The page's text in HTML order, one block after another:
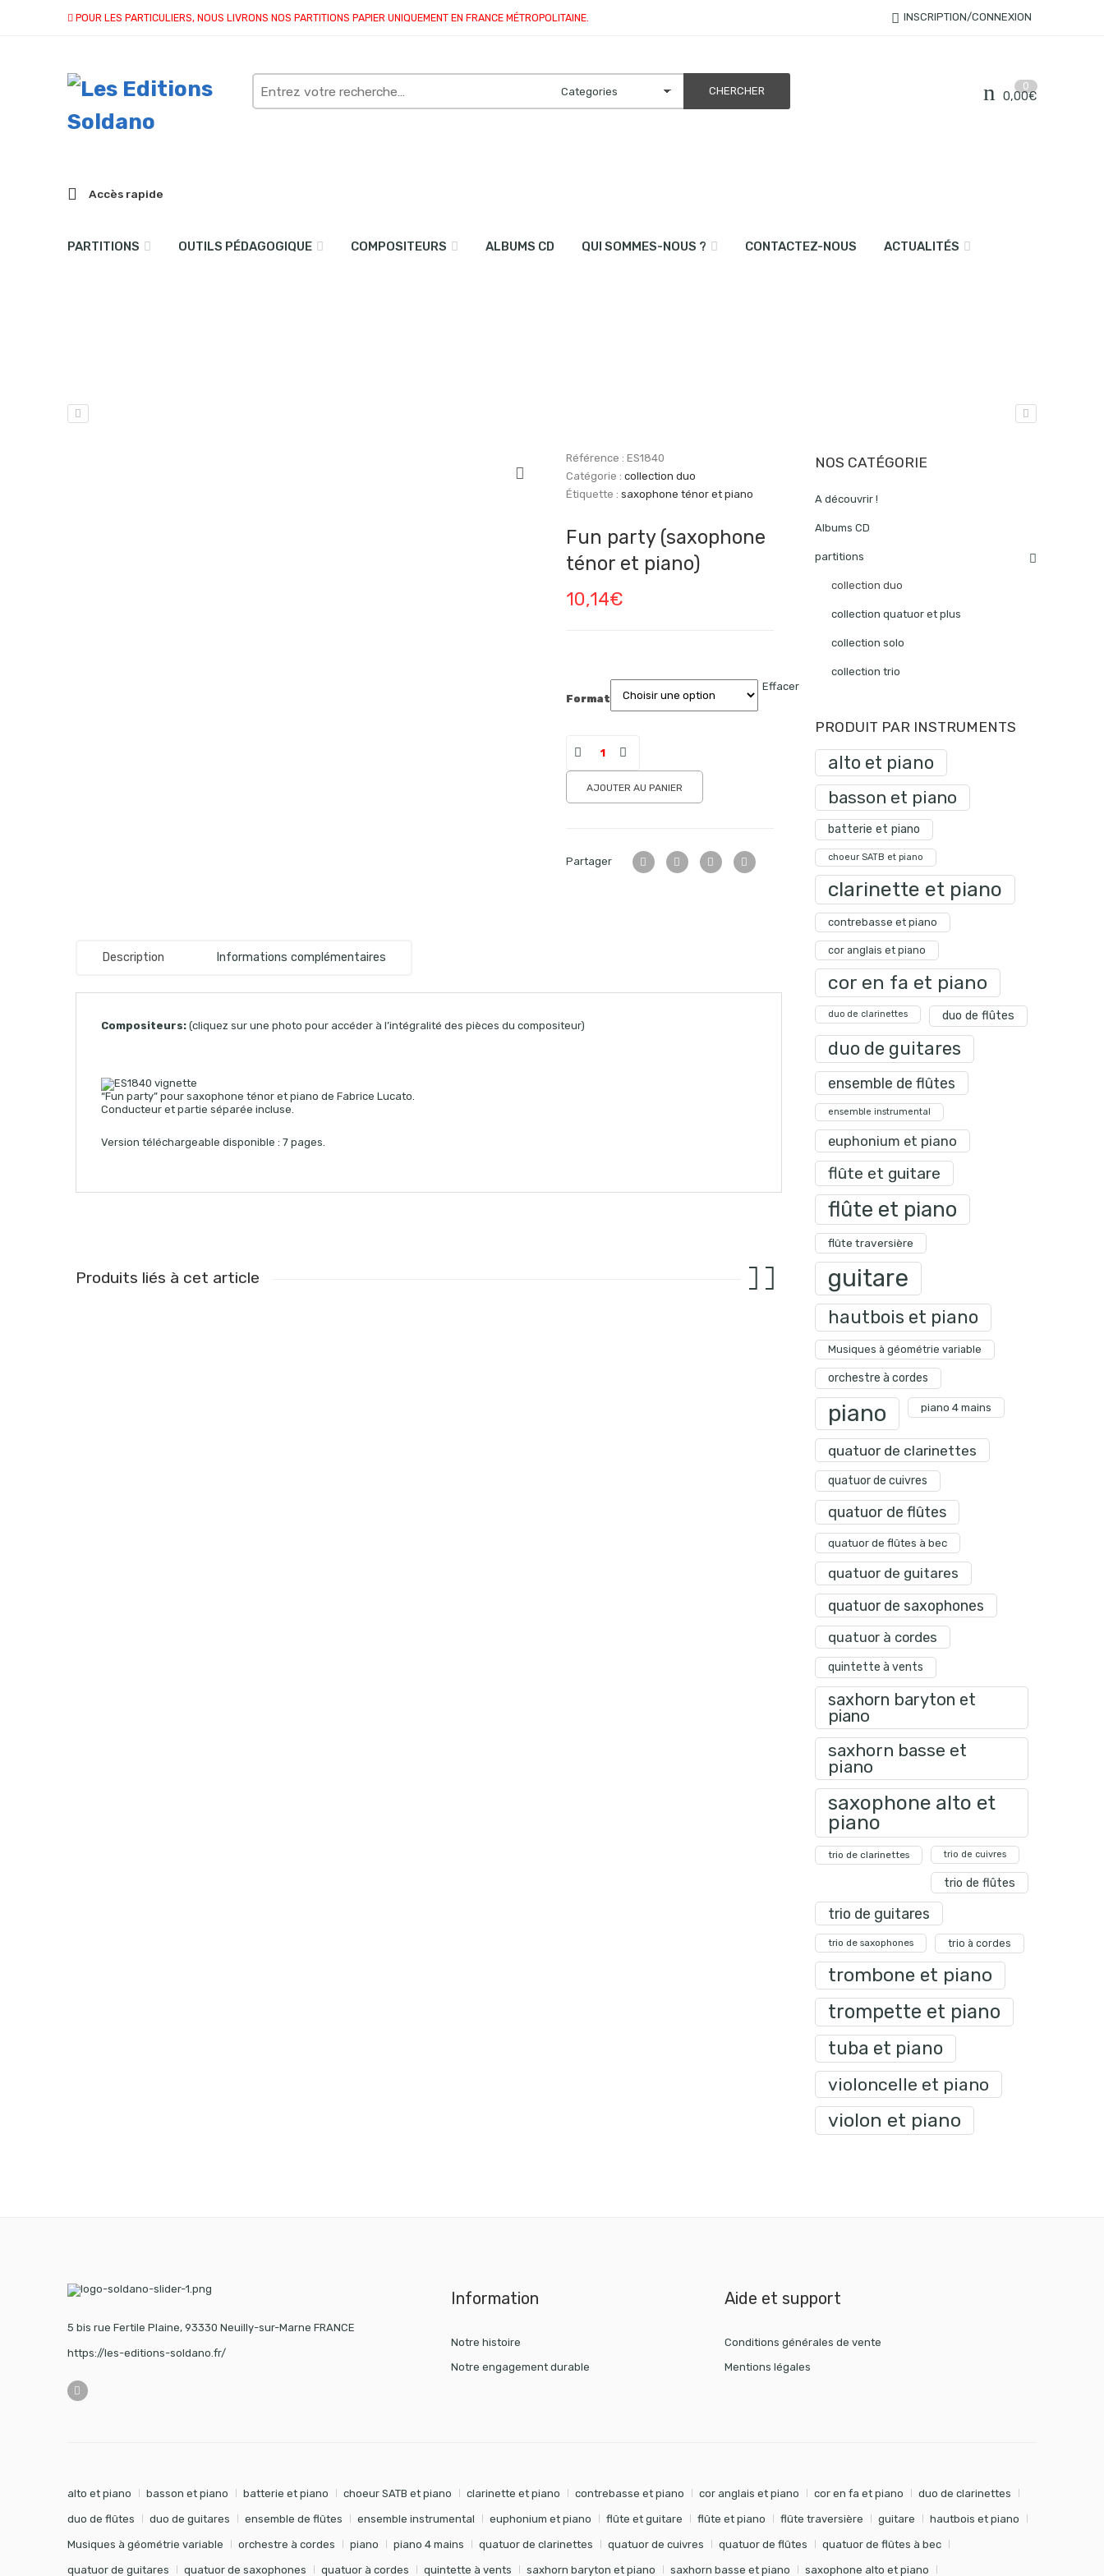
POUR LES PARTICULIERS, NOUS LIVRONS NOS PARTITIONS PAPIER UNIQUEMENT EN FRANCE MÉTROPOLITAINE. INSCRIPTION/CONNEXION
Search
here
0
0,00€
Accès rapide
PARTITIONS OUTILS PÉDAGOGIQUE COMPOSITEURS ALBUMS CD QUI SOMMES-NOUS ? CONTACTEZ-NOUS ACTUALITÉS
Référence : ES1840
Catégorie : collection duo
Étiquette : saxophone ténor et piano
Fun party (saxophone
ténor et piano)
10,14€
Format
Effacer
AJOUTER AU PANIER
Partager
Description Informations complémentaires
Compositeurs: (cliquez sur une photo pour accéder à l’intégralité des pièces du compositeur)
“Fun party” pour saxophone ténor et piano de Fabrice Lucato.
Conducteur et partie séparée incluse.
Version téléchargeable disponible : 7 pages.
Produits liés à cet article
NOS CATÉGORIE
A découvrir !
Albums CD
partitions
collection duo
collection quatuor et plus
collection solo
collection trio
PRODUIT PAR INSTRUMENTS
alto et piano
basson et piano
batterie et piano
choeur SATB et piano
clarinette et piano
contrebasse et piano
cor anglais et piano
cor en fa et piano
duo de clarinettes duo de flûtes
duo de guitares
ensemble de flûtes
ensemble instrumental
euphonium et piano
flûte et guitare
flûte et piano
flûte traversière
guitare
hautbois et piano
Musiques à géométrie variable
orchestre à cordes
piano piano 4 mains
quatuor de clarinettes
quatuor de cuivres
quatuor de flûtes
quatuor de flûtes à bec
quatuor de guitares
quatuor de saxophones
quatuor à cordes
quintette à vents
saxhorn baryton et
piano
saxhorn basse et
piano
saxophone alto et
piano
trio de clarinettes trio de cuivres
trio de flûtes
trio de guitares
trio de saxophones trio à cordes
trombone et piano
trompette et piano
tuba et piano
violoncelle et piano
violon et piano
5 bis rue Fertile Plaine, 93330 Neuilly-sur-Marne FRANCE
https://les-editions-soldano.fr/
Information
Notre histoire
Notre engagement durable
Aide et support
Conditions générales de vente
Mentions légales
alto et piano basson et piano batterie et piano choeur SATB et piano clarinette et piano contrebasse et piano cor anglais et piano cor en fa et piano duo de clarinettes
duo de flûtes duo de guitares ensemble de flûtes ensemble instrumental euphonium et piano flûte et guitare flûte et piano flûte traversière guitare hautbois et piano
Musiques à géométrie variable orchestre à cordes piano piano 4 mains quatuor de clarinettes quatuor de cuivres quatuor de flûtes quatuor de flûtes à bec
quatuor de guitares quatuor de saxophones quatuor à cordes quintette à vents saxhorn baryton et piano saxhorn basse et piano saxophone alto et piano